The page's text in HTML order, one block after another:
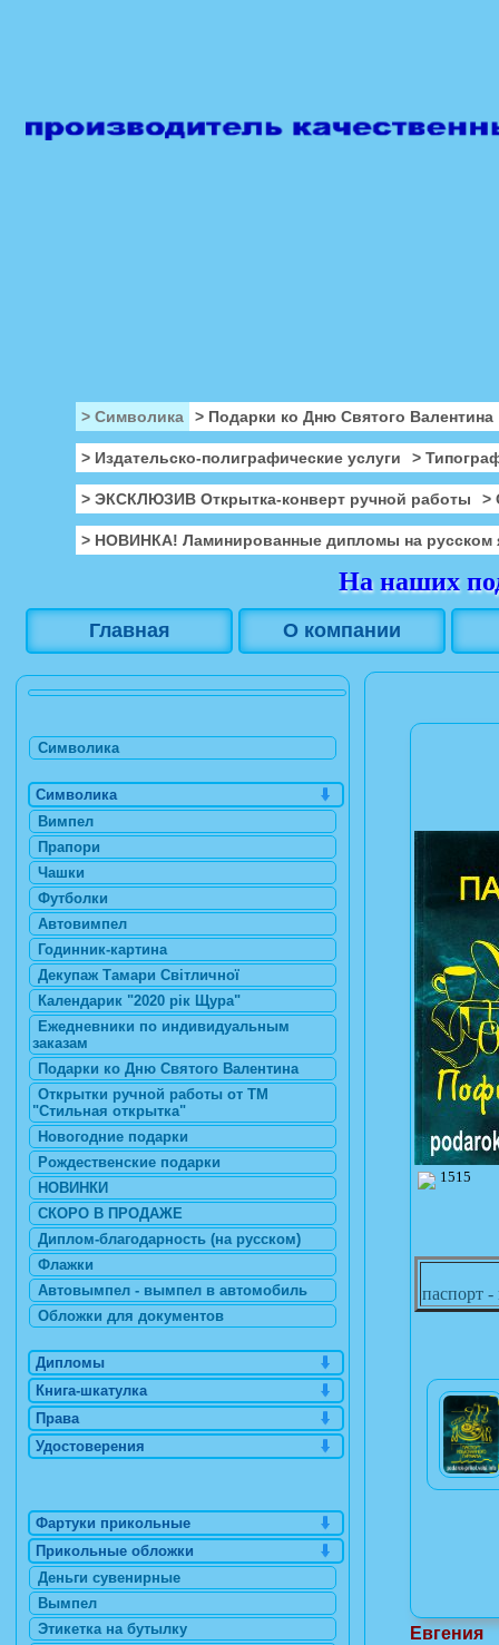
> Символика > Подарки ко Дню Святого Валентина
> Издательско-полиграфические услуги >
> ЭКСКЛЮЗИВ Открытка-конверт ручной работы >
> НОВИНКА! Ламинированные дипломы на русском
На наших
Главная О компании
1515
паспорт -
Евгения
Символика
Символика
Вимпел
Прапори
Чашки
Футболки
Автовимпел
Годинник-картина
Декупаж Тамари Світличної
Календарик "2020 рік Щура"
Ежедневники по индивидуальным
заказам
Подарки ко Дню Святого Валентина
Открытки ручной работы от ТМ
"Стильная открытка"
Новогодние подарки
Рождественские подарки
НОВИНКИ
СКОРО В ПРОДАЖЕ
Диплом-благодарность (на русском)
Флажки
Автовымпел - вымпел в автомобиль
Обложки для документов
Дипломы
Книга-шкатулка
Права
Удостоверения
Фартуки прикольные
Прикольные обложки
Деньги сувенирные
Вымпел
Этикетка на бутылку